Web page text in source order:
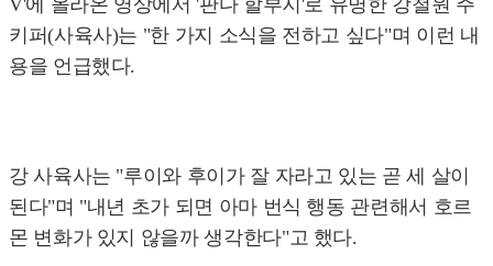
V'에 올라온 영상에서 '판다 할부지'로 유명한 강철원 주
키퍼(사육사)는 "한 가지 소식을 전하고 싶다"며 이런 내
용을 언급했다.
강 사육사는 "루이와 후이가 잘 자라고 있는 곧 세 살이
된다"며 "내년 초가 되면 아마 번식 행동 관련해서 호르
몬 변화가 있지 않을까 생각한다"고 했다.